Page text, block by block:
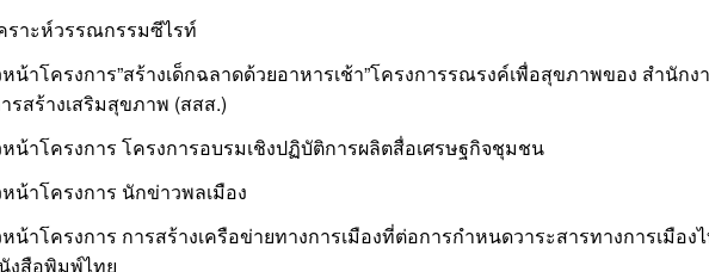
ราะห์วรรณกรรมซีไรท์
น้าโครงการ”สร้างเด็กฉลาดด้วยอาหารเช้า”โครงการรณรงค์เพื่อสุขภาพของ สำนัก
สร้างเสริมสุขภาพ (สสส.)
น้าโครงการ โครงการอบรมเชิงปฏิบัติการผลิตสื่อเศรษฐกิจชุมชน
น้าโครงการ นักข่าวพลเมือง
น้าโครงการ การสร้างเครือข่ายทางการเมืองที่ต่อการกำหนดวาระสารทางการเมือง
งสือพิมพ์ไทย